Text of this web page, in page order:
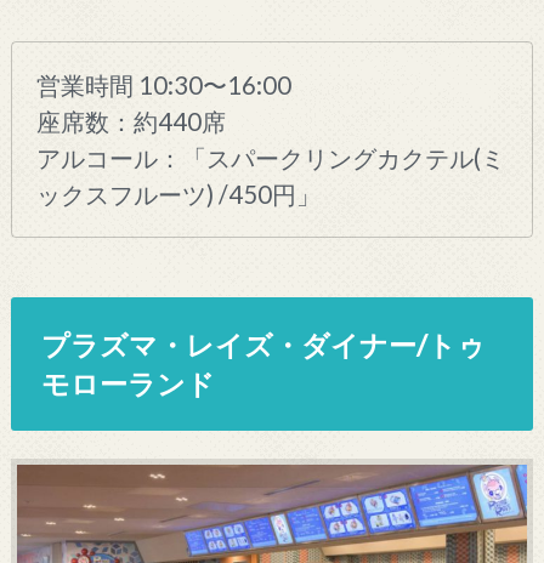
営業時間 10:30〜16:00
座席数：約440席
アルコール：「スパークリングカクテル(ミ
ックスフルーツ) /450円」
プラズマ・レイズ・ダイナー/トゥ
モローランド